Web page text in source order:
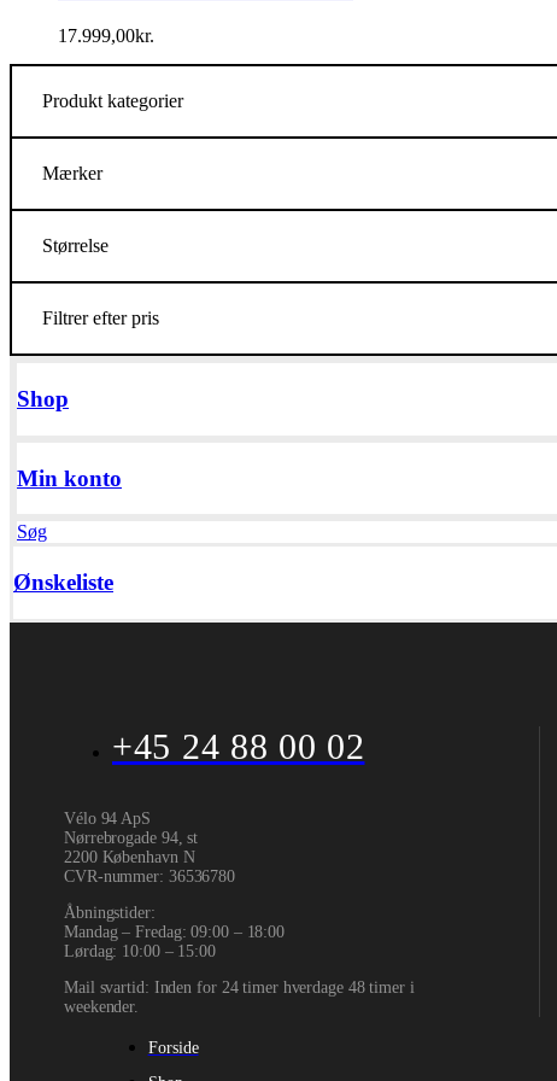
17.999,00kr.
Produkt kategorier
Mærker
Størrelse
Filtrer efter pris
Shop
Min konto
Søg
Ønskeliste
+45 24 88 00 02
Vélo 94 ApS
Nørrebrogade 94, st
2200 København N
CVR-nummer: 36536780
Åbningstider:
Mandag – Fredag: 09:00 – 18:00
Lørdag: 10:00 – 15:00
Mail svartid: Inden for 24 timer hverdage 48 timer i
weekender.
Forside